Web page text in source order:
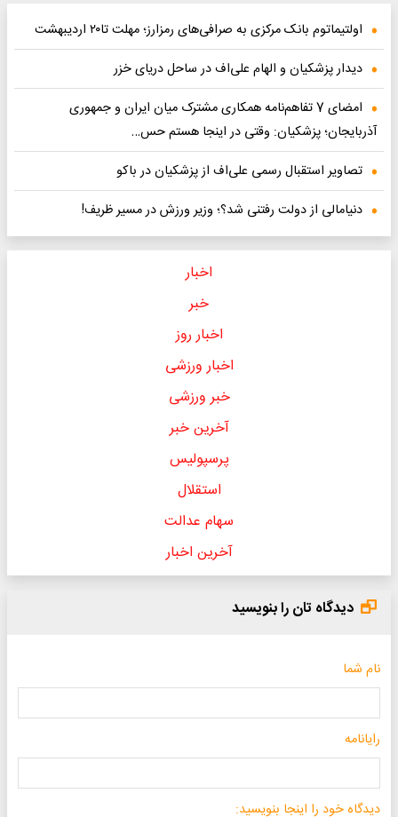
اولتیماتوم بانک مرکزی به صرافی‌های رمزارز؛ مهلت تا۲۰ اردیبهشت
دیدار پزشکیان و الهام علی‌اف در ساحل دریای خزر
امضای 7 تفاهم‌نامه همکاری مشترک میان ایران و جمهوری
آذربایجان؛ پزشکیان: وقتی در اینجا هستم حس…
تصاویر استقبال رسمی علی‌اف از پزشکیان در باکو
دنیامالی از دولت رفتنی شد؟؛ وزیر ورزش در مسیر ظریف!
اخبار
خبر
اخبار روز
اخبار ورزشی
خبر ورزشی
آخرین خبر
پرسپولیس
استقلال
سهام عدالت
آخرین اخبار
دیدگاه تان را بنویسید
نام شما
رایانامه
دیدگاه خود را اینجا بنویسید: